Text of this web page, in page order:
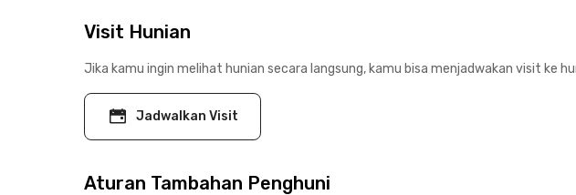
Visit Hunian
Jika kamu ingin melihat hunian secara langsung, kamu bisa menjadwakan visit ke
Jadwalkan Visit
Aturan Tambahan Penghuni